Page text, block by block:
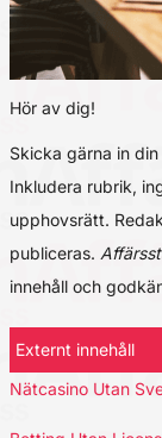
Hör av dig!
Skicka gärna in
Inkludera rubrik,
upphovsrätt.
publiceras.
innehåll och
Externt innehåll
Nätcasino Utan